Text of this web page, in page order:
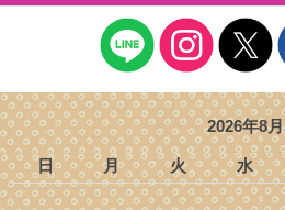
2026年8月
日 月 火 水